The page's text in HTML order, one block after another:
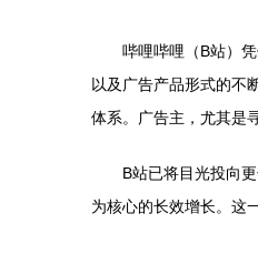
哔哩哔哩（B站）
以及广告产品形式的不
体系。广告主，尤其是
B站已将目光投向
为核心的长效增长。这